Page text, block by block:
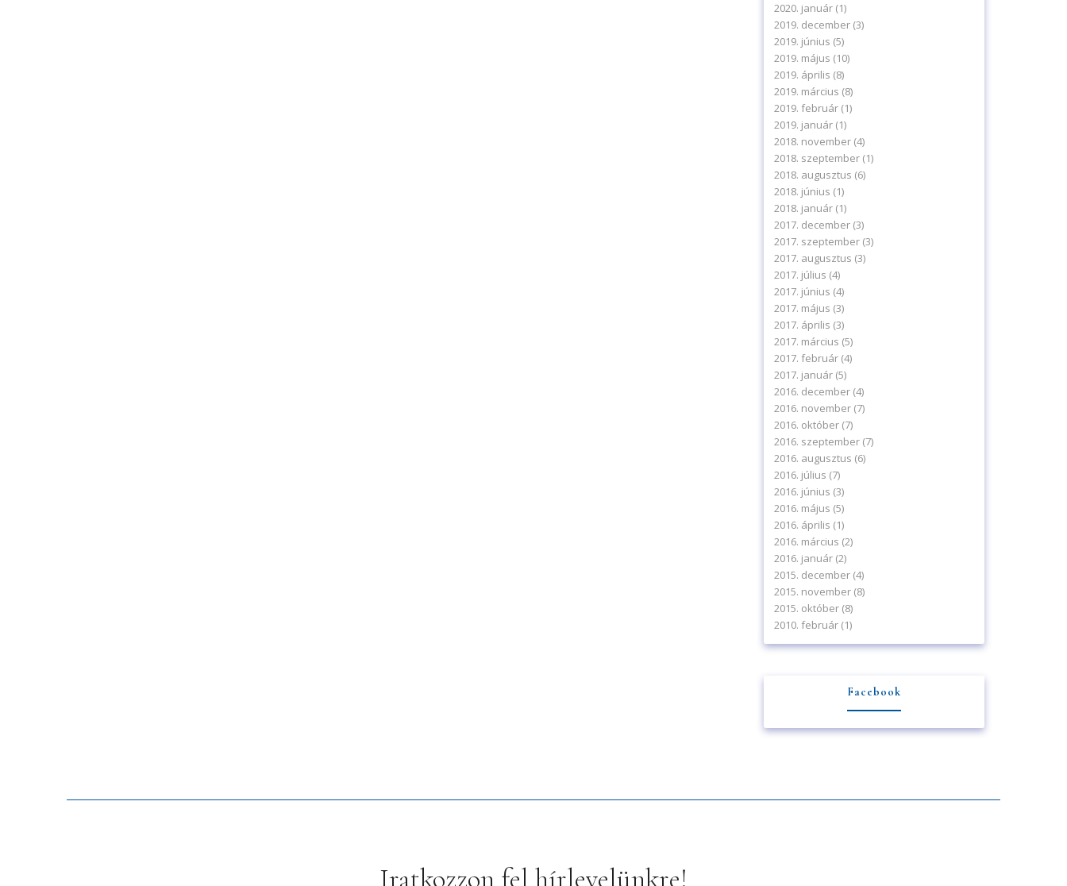
2020. január(1)
2019. december(3)
2019. június (5)
2019. május (10)
2019. április (8)
2019. március (8)
2019. február(1)
2019. január(1)
2018. november(4)
2018. szeptember(1)
2018. augusztus (6)
2018. június (1)
2018. január(1)
2017. december(3)
2017. szeptember(3)
2017. augusztus (3)
2017. július (4)
2017. június (4)
2017. május (3)
2017. április (3)
2017. március (5)
2017. február(4)
2017. január(5)
2016. december(4)
2016. november(7)
2016. október(7)
2016. szeptember(7)
2016. augusztus (6)
2016. július (7)
2016. június (3)
2016. május (5)
2016. április (1)
2016. március (2)
2016. január(2)
2015. december(4)
2015. november(8)
2015. október(8)
2010. február(1)
Facebook
Iratkozzon fel hírlevelünkre!